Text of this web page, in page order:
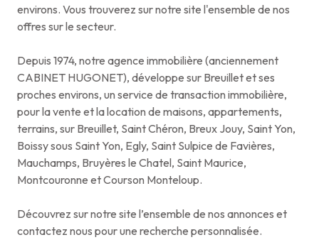
environs. Vous trouverez sur notre site l'ensemble de nos
offres sur le secteur.
Depuis 1974, notre agence immobilière (anciennement
CABINET HUGONET), développe sur Breuillet et ses
proches environs, un service de transaction immobilière,
pour la vente et la location de maisons, appartements,
terrains, sur Breuillet, Saint Chéron, Breux Jouy, Saint Yon,
Boissy sous Saint Yon, Egly, Saint Sulpice de Favières,
Mauchamps, Bruyères le Chatel, Saint Maurice,
Montcouronne et Courson Monteloup.
Découvrez sur notre site l’ensemble de nos annonces et
contactez nous pour une recherche personnalisée.